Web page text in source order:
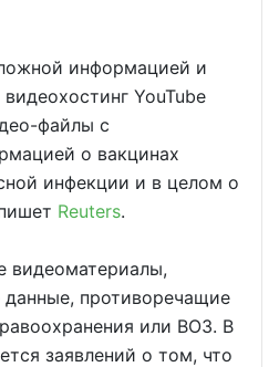
информацией и
YouTube
файлы с
о вакцинах
инфекции и в целом о
Reuters.
видеоматериалы,
противоречащие
или ВОЗ. В
заявлений о том, что